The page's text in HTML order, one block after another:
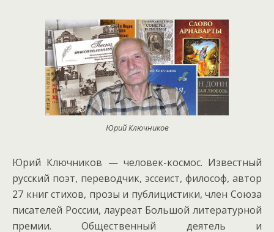
Юрий Ключников
Юрий Ключников — человек-космос. Известный
русский поэт, переводчик, эссеист, философ, автор
27 книг стихов, прозы и публицистики, член Союза
писателей России, лауреат Большой литературной
премии. Общественный деятель и